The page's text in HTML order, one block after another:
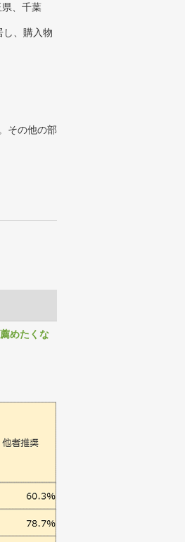
、千葉
し、購入物
その他の部
めたくな